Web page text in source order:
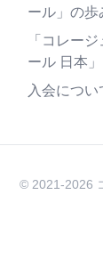
ール」の歩
「コレー
ール 日本
入会につい
© 2021-2026